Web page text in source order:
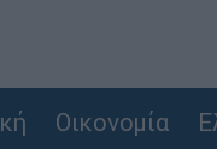
Οικονομία